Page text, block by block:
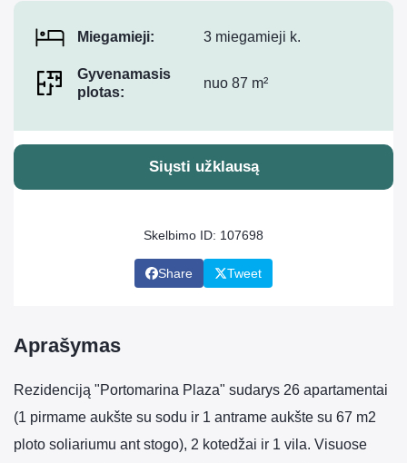
Miegamieji: 3 miegamieji k.
Gyvenamasis
plotas:
nuo 87 m²
Siųsti užklausą
Skelbimo ID: 107698
Share Tweet
Aprašymas
Rezidenciją "Portomarina Plaza" sudarys 26 apartamentai
(1 pirmame aukšte su sodu ir 1 antrame aukšte su 67 m2
ploto soliariumu ant stogo), 2 kotedžai ir 1 vila. Visuose